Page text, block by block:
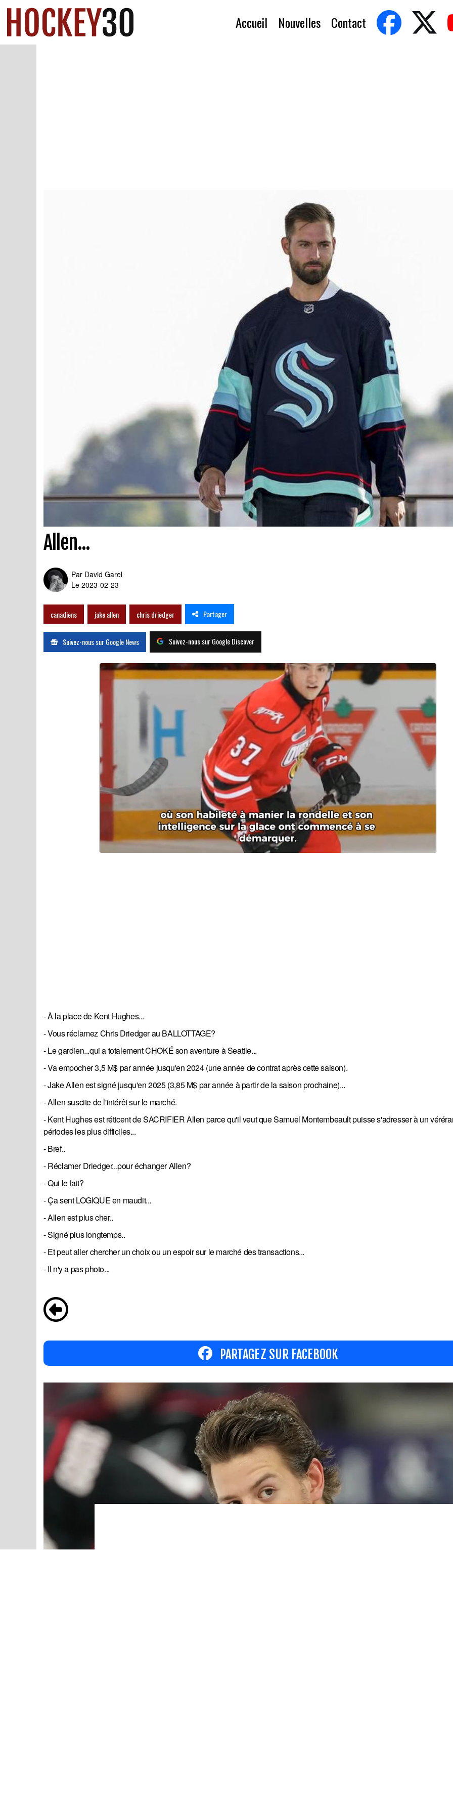
Accueil Nouvelles Contact
Réclamer Chris Driedger au BALLOTTAGE pour ÉCHANGER
Allen...
Par David Garel
Le 2023-02-23
canadiens jake allen chris driedger Partager
Suivez-nous sur Google News Suivez-nous sur Google Discover
- À la place de Kent Hughes...
- Vous réclamez Chris Driedger au BALLOTTAGE?
- Le gardien...qui a totalement CHOKÉ son aventure à Seattle...
- Va empocher 3,5 M$ par année jusqu'en 2024 (une année de contrat après cette saison).
- Jake Allen est signé jusqu'en 2025 (3,85 M$ par année à partir de la saison prochaine)...
- Allen suscite de l'intérêt sur le marché.
- Kent Hughes est réticent de SACRIFIER Allen parce qu'il veut que Samuel Montembeault puisse s'adresser à un
périodes les plus difficiles...
- Bref..
- Réclamer Driedger...pour échanger Allen?
- Qui le fait?
- Ça sent LOGIQUE en maudit...
- Allen est plus cher..
- Signé plus longtemps..
- Et peut aller chercher un choix ou un espoir sur le marché des transactions...
- Il n'y a pas photo...
PARTAGEZ SUR FACEBOOK